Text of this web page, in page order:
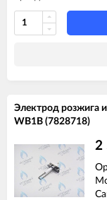
Электрод розжига
WB1B (7828718)
2